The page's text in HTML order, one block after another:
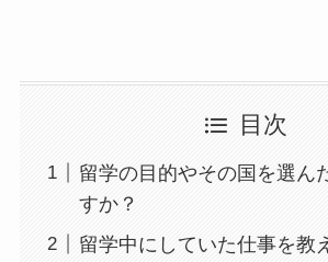
目次
留学の目的やその国を選ん
すか？
留学中にしていた仕事を教